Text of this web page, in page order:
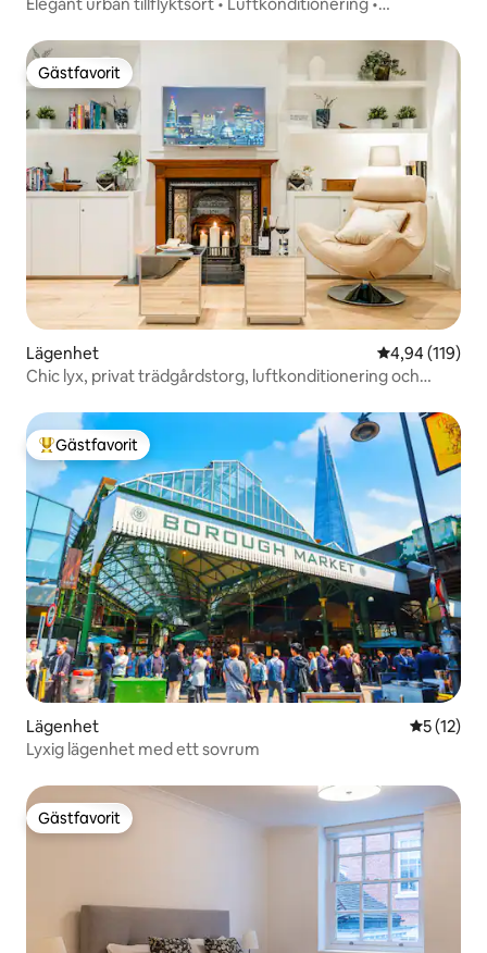
Gästfavorit
Gästfavorit
Lägenhet 4,94 av 5 i
4,94 (119)
Chic lyx, privat trädgårdstorg, luftkonditionering och
Populär gästfavorit
Gästfavorit
Lägenhet 5 av 5 i
5 (12)
Lyxig lägenhet med ett sovrum
Gästfavorit
Gästfavorit